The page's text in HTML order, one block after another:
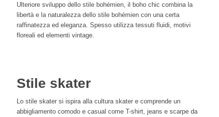
Ulteriore sviluppo dello stile bohémien, il boho chic combina la
libertà e la naturalezza dello stile bohémien con una certa
raffinatezza ed eleganza. Spesso utilizza tessuti fluidi, motivi
floreali ed elementi vintage.
Stile skater
Lo stile skater si ispira alla cultura skater e comprende un
abbigliamento comodo e casual come T-shirt, jeans e scarpe da